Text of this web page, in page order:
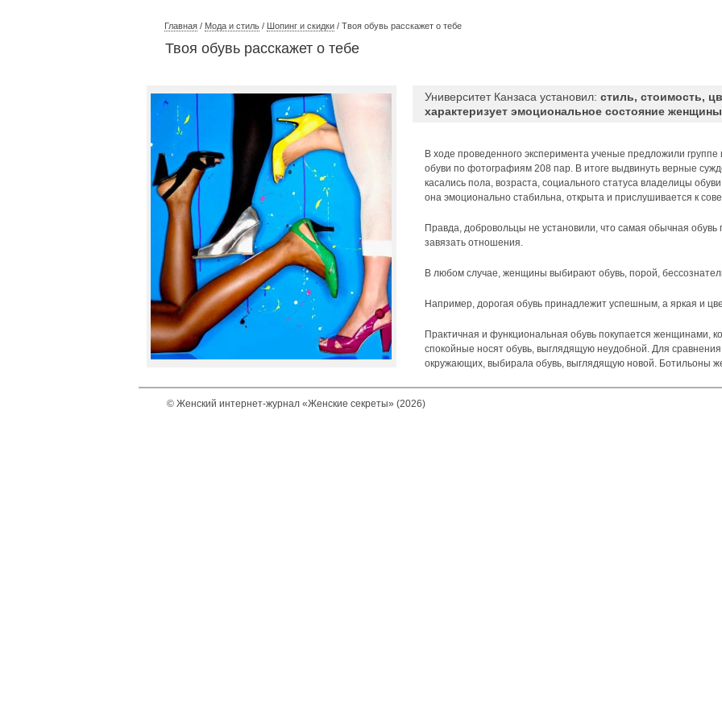
Главная / Мода и cтиль / Шопинг и скидки / Твоя обувь расскажет о тебе
Твоя обувь расскажет о тебе
Университет Канзаса установил: стиль, стоимость,
характеризует эмоциональное состояние женщины
В ходе проведенного эксперимента ученые предложили
обуви по фотографиям 208 пар. В итоге выдвинуть верные
касались пола, возраста, социального статуса владелицы
она эмоционально стабильна, открыта и прислушивается к
Правда, добровольцы не установили, что самая обычная
завязать отношения.
В любом случае, женщины выбирают обувь, порой,
Например, дорогая обувь принадлежит успешным, а яркая и
Практичная и функциональная обувь покупается женщинами,
спокойные носят обувь, выглядящую неудобной. Для
окружающих, выбирала обувь, выглядящую новой. Ботильоны
© Женский интернет-журнал «Женские секреты» (2026)